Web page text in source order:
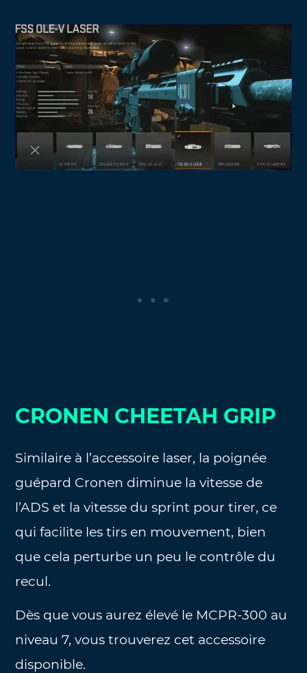
CRONEN CHEETAH GRIP
Similaire à l’accessoire laser, la poignée
guépard Cronen diminue la vitesse de
l’ADS et la vitesse du sprint pour tirer, ce
qui facilite les tirs en mouvement, bien
que cela perturbe un peu le contrôle du
recul.
Dès que vous aurez élevé le MCPR-300 au
niveau 7, vous trouverez cet accessoire
disponible.